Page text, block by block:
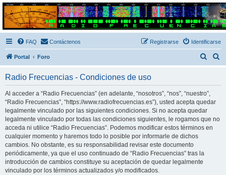
Radio Frecuencias
Foro de Radio Frecuencias
FAQ Contáctenos Identificarse
Registrarse
Portal Foro
c
a
r
Radio Frecuencias - Condiciones de uso
Al acceder a “Radio Frecuencias” (en adelante, “nosotros”, “nos”, “nuestro”,
“Radio Frecuencias”, “https://www.radiofrecuencias.es”), usted acepta quedar
legalmente vinculado por las siguientes condiciones. Si no acepta quedar
legalmente vinculado por todas las condiciones siguientes, le rogamos que no
acceda ni utilice “Radio Frecuencias”. Podemos modificar estos términos en
cualquier momento y haremos todo lo posible por informarle de dichos
cambios. No obstante, es su responsabilidad revisar este documento
periódicamente, ya que el uso continuado de “Radio Frecuencias” tras la
introducción de cambios constituye su aceptación de quedar legalmente
vinculado por los términos actualizados y/o modificados.